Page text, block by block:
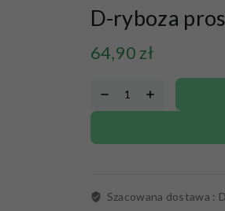
D-ryboza
64,90 zł
Szacowana dostawa :